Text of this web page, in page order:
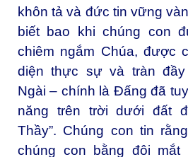
khôn tả và đức tin vững
biết bao khi chúng con
chiêm ngắm Chúa, được
diện thực sự và tràn
Ngài – chính là Đấng đã
năng trên trời dưới đất
Thầy”. Chúng con tin
chúng con bằng đôi